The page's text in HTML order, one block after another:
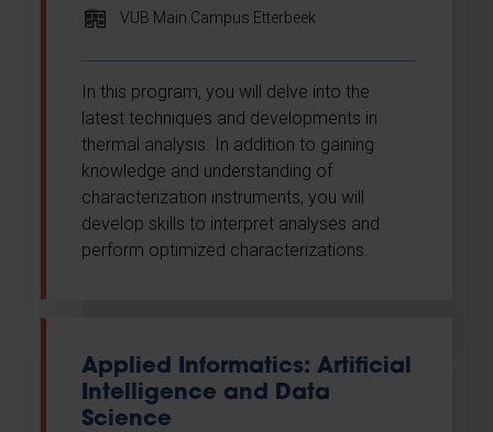
VUB Main Campus Etterbeek
In this program, you will delve into the
latest techniques and developments in
thermal analysis. In addition to gaining
knowledge and understanding of
characterization instruments, you will
develop skills to interpret analyses and
perform optimized characterizations.
Applied Informatics: Artificial
Intelligence and Data
Science